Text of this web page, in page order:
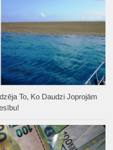
To, Ko Daudzi Joprojām